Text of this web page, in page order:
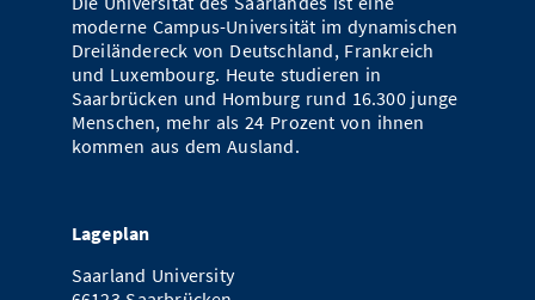
moderne Campus-Universität im dynamischen
Dreiländereck von Deutschland, Frankreich
und Luxembourg. Heute studieren in
Saarbrücken und Homburg rund 16.300 junge
Menschen, mehr als 24 Prozent von ihnen
kommen aus dem Ausland.
Lageplan
Saarland University